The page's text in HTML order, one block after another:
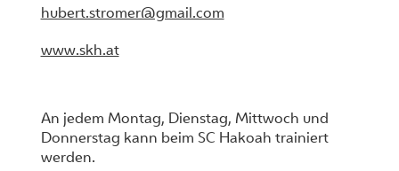
hubert.stromer@gmail.com
www.skh.at
An jedem Montag, Dienstag, Mittwoch und
Donnerstag kann beim SC Hakoah trainiert
werden.